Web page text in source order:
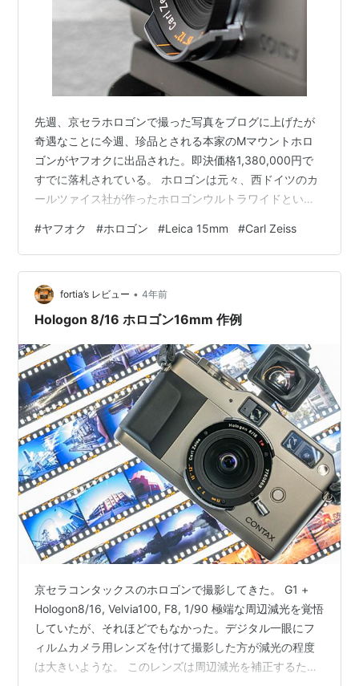
先週、京セラホロゴンで撮った写真をブログに上げたが
奇遇なことに今週、珍品とされる本家のMマウントホロ
ゴンがヤフオクに出品された。即決価格1,380,000円で
すでに落札されている。 ホロゴンは元々、西ドイツのカ
ールツァイス社が作ったホロゴンウルトラワイドという
先週私が紹介したレンズは京セラによる復刻版。 本家は
15mmだが京セラホロゴンは16mm ライカMマウントの
ホロゴンも少数ながら製造されたらしい。改造品という
わけではなくツァイスが正規に供給した品だ。 ↓早田カ
メラさんによると修理が困難とのこと。買うなら実物を
#ヤフオク #ホロゴン #Leica 15mm #Carl Zeiss
fortia’s レビュー • 4年前
Hologon 8/16 ホロゴン16mm 作例
京セラコンタックスのホロゴンで撮影してきた。 G1 +
Hologon8/16, Velvia100, F8, 1/90 極端な周辺減光を覚悟
していたが、それほどでもなかった。デジタル一眼にフ
ィルムカメラ用レンズを付けて撮影した方が減光の程度
は大きいような。 このレンズは周辺減光を補正するため